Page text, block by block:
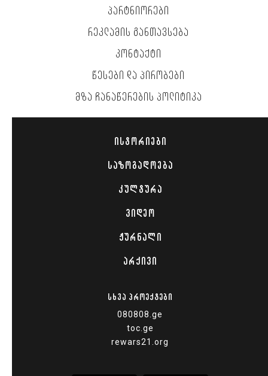
ᲞᲐᲠᲢᲜᲘᲝᲠᲔᲑᲘ
ᲠᲔᲙᲚᲐᲛᲘᲡ ᲒᲐᲜᲗᲐᲕᲡᲔᲑᲐ
ᲙᲝᲜᲢᲐᲥᲢᲘ
ᲬᲔᲡᲔᲑᲘ ᲓᲐ ᲞᲘᲠᲝᲑᲔᲑᲘ
ᲛᲖᲐ ᲩᲐᲜᲐᲬᲔᲠᲔᲑᲘᲡ ᲞᲝᲚᲘᲢᲘᲙᲐ
ᲘᲡᲢᲝᲠᲘᲔᲑᲘ
ᲡᲐᲖᲝᲒᲐᲓᲝᲔᲑᲐ
ᲙᲣᲚᲢᲣᲠᲐ
ᲕᲘᲓᲔᲝ
ᲟᲣᲠᲜᲐᲚᲘ
ᲐᲠᲥᲘᲕᲘ
ᲡᲮᲕᲐ ᲞᲠᲝᲔᲥᲢᲔᲑᲘ
080808.ge
toc.ge
rewars21.org